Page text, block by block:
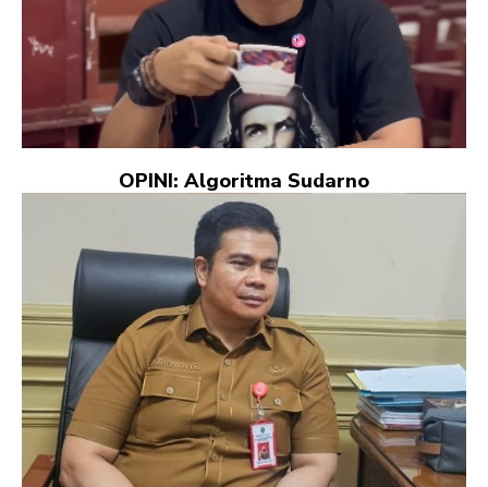
OPINI: Algoritma Sudarno